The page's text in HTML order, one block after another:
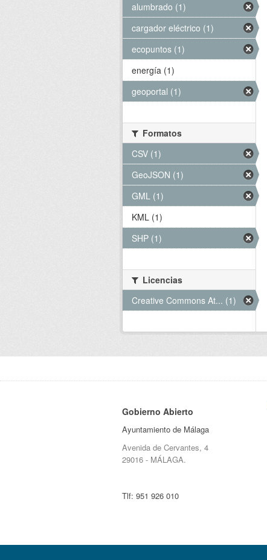
alumbrado (1)
cargador eléctrico (1)
ecopuntos (1)
energía (1)
geoportal (1)
Formatos
CSV (1)
GeoJSON (1)
GML (1)
KML (1)
SHP (1)
Licencias
Creative Commons At... (1)
Gobierno Abierto
Ayuntamiento de Málaga
Avenida de Cervantes, 4
29016 - MÁLAGA.
Tlf: 951 926 010